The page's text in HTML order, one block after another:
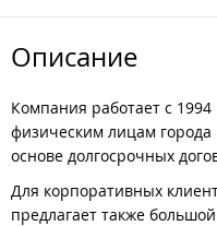
Описание
Компания работает с
физическим лицам города
основе долгосрочных
Для корпоративных
предлагает также